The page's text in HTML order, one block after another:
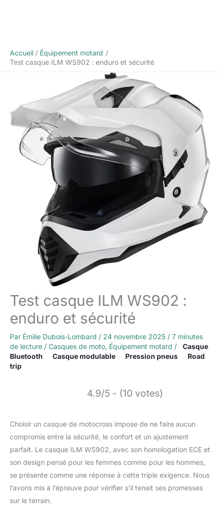
Accueil
Équipement motard
Test casque ILM WS902 : enduro et sécurité
Test casque ILM WS902 :
enduro et sécurité
Par Émilie Dubois-Lombard / 24 novembre 2025 / 7 minutes
de lecture / Casques de moto, Équipement motard /
Casque
Bluetooth
Casque modulable Pression pneus
Road
trip
4.9/5 - (10 votes)
Choisir un casque de motocross impose de ne faire aucun
compromis entre la sécurité, le confort et un ajustement
parfait. Le casque ILM WS902, avec son homologation ECE et
son design pensé pour les femmes comme pour les hommes,
se présente comme une réponse à cette triple exigence. Nous
l’avons mis à l’épreuve pour vérifier s’il tenait ses promesses
sur le terrain.